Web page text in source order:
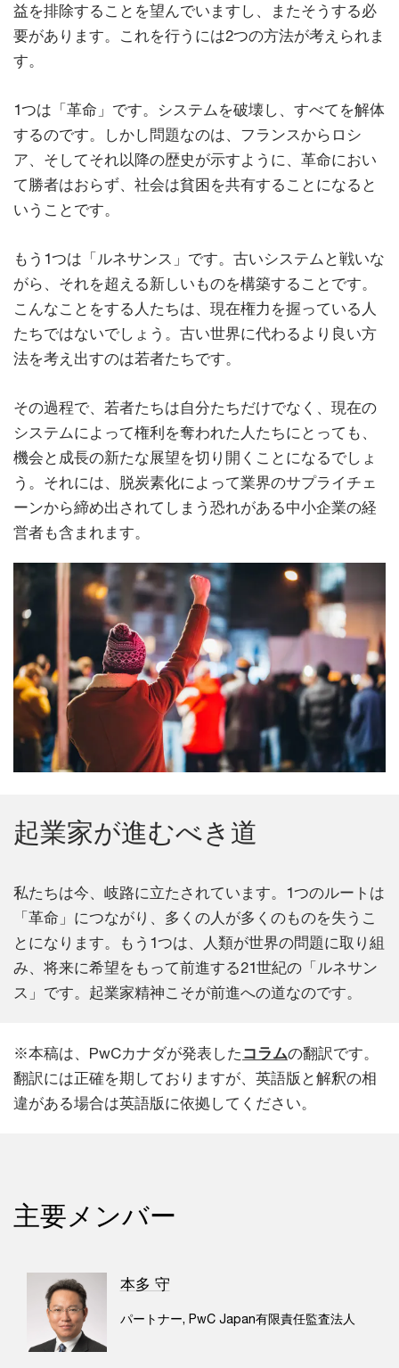
益を排除することを望んでいますし、またそうする必
要があります。これを行うには2つの方法が考えられま
す。
1つは「革命」です。システムを破壊し、すべてを解体
するのです。しかし問題なのは、フランスからロシ
ア、そしてそれ以降の歴史が示すように、革命におい
て勝者はおらず、社会は貧困を共有することになると
いうことです。
もう1つは「ルネサンス」です。古いシステムと戦いな
がら、それを超える新しいものを構築することです。
こんなことをする人たちは、現在権力を握っている人
たちではないでしょう。古い世界に代わるより良い方
法を考え出すのは若者たちです。
その過程で、若者たちは自分たちだけでなく、現在の
システムによって権利を奪われた人たちにとっても、
機会と成長の新たな展望を切り開くことになるでしょ
う。それには、脱炭素化によって業界のサプライチェ
ーンから締め出されてしまう恐れがある中小企業の経
営者も含まれます。
起業家が進むべき道
私たちは今、岐路に立たされています。1つのルートは
「革命」につながり、多くの人が多くのものを失うこ
とになります。もう1つは、人類が世界の問題に取り組
み、将来に希望をもって前進する21世紀の「ルネサン
ス」です。起業家精神こそが前進への道なのです。
※本稿は、PwCカナダが発表した コラムの翻訳です。
翻訳には正確を期しておりますが、英語版と解釈の相
違がある場合は英語版に依拠してください。
主要メンバー
本多 守
パートナー, PwC Japan有限責任監査法人